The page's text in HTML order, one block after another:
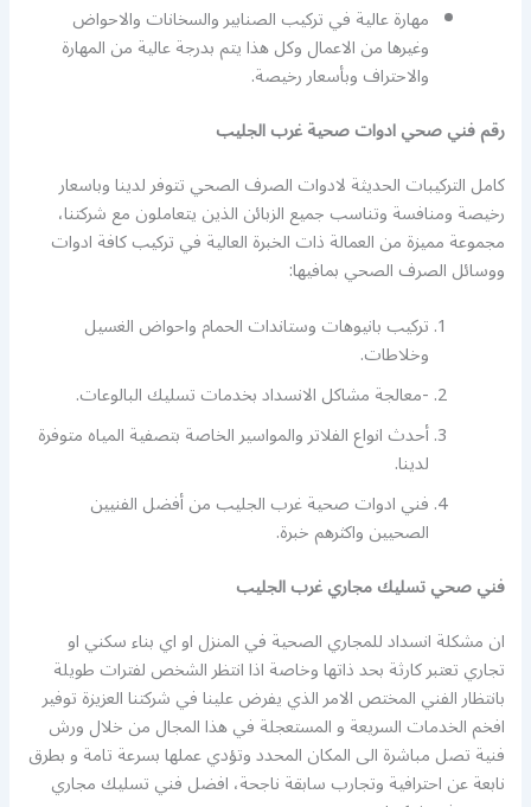
مهارة عالية في تركيب الصنابير والسخانات والاحواض
وغيرها من الاعمال وكل هذا يتم بدرجة عالية من المهارة
والاحتراف وبأسعار رخيصة.
رقم فني صحي ادوات صحية غرب الجليب
كامل التركيبات الحديثة لادوات الصرف الصحي تتوفر لدينا وباسعار
رخيصة ومنافسة وتناسب جميع الزبائن الذين يتعاملون مع شركتنا،
مجموعة مميزة من العمالة ذات الخبرة العالية في تركيب كافة ادوات
ووسائل الصرف الصحي بمافيها:
تركيب بانيوهات وستاندات الحمام واحواض الغسيل
وخلاطات.
-معالجة مشاكل الانسداد بخدمات تسليك البالوعات.
أحدث انواع الفلاتر والمواسير الخاصة بتصفية المياه متوفرة
لدينا.
فني ادوات صحية غرب الجليب من أفضل الفنيين
الصحيين واكثرهم خبرة.
فني صحي تسليك مجاري غرب الجليب
ان مشكلة انسداد للمجاري الصحية في المنزل او اي بناء سكني او
تجاري تعتبر كارثة بحد ذاتها وخاصة اذا انتظر الشخص لفترات طويلة
بانتظار الفني المختص الامر الذي يفرض علينا في شركتنا العزيزة توفير
افخم الخدمات السريعة و المستعجلة في هذا المجال من خلال ورش
فنية تصل مباشرة الى المكان المحدد وتؤدي عملها بسرعة تامة و بطرق
نابعة عن احترافية وتجارب سابقة ناجحة، افضل فني تسليك مجاري